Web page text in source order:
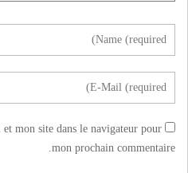
mon site dans le navigateur pour
mon prochain commentaire.